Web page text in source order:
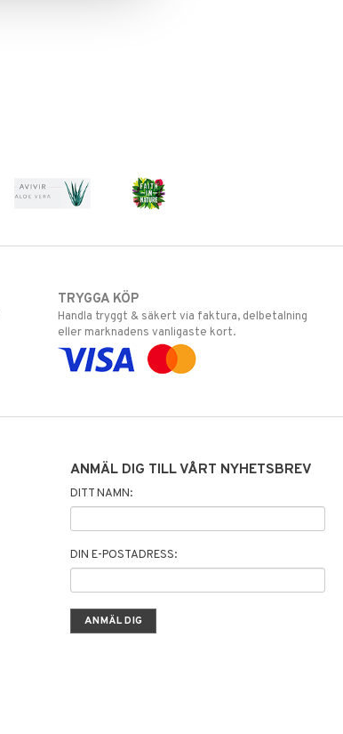
TRYGGA KÖP
Handla tryggt & säkert via faktura, delbetalning
eller marknadens vanligaste kort.
ANMÄL DIG TILL VÅRT NYHETSBREV
DITT NAMN:
DIN E-POSTADRESS: